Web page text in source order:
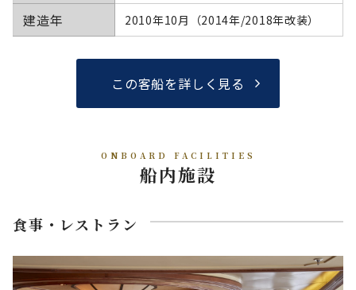
建造年 2010年10月（2014年/2018年改装）
この客船を詳しく見る
ONBOARD FACILITIES
船内施設
食事・レストラン